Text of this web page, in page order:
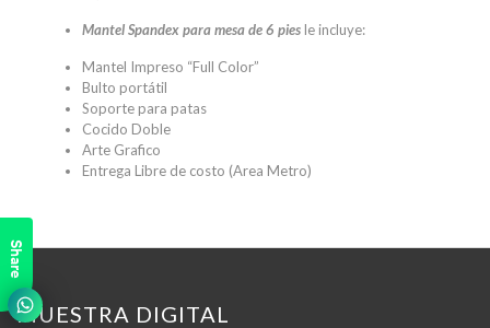
Mantel Spandex para mesa de 6 pies le incluye:
Mantel Impreso “Full Color”
Bulto portátil
Soporte para patas
Cocido Doble
Arte Grafico
Entrega Libre de costo (Area Metro)
MUESTRA DIGITAL
Share